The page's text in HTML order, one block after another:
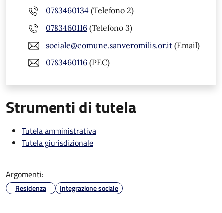
0783460134 (Telefono 2)
0783460116 (Telefono 3)
sociale@comune.sanveromilis.or.it (Email)
0783460116 (PEC)
Strumenti di tutela
Tutela amministrativa
Tutela giurisdizionale
Argomenti:
Residenza Integrazione sociale